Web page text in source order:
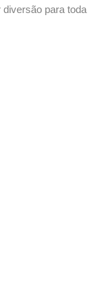
para toda